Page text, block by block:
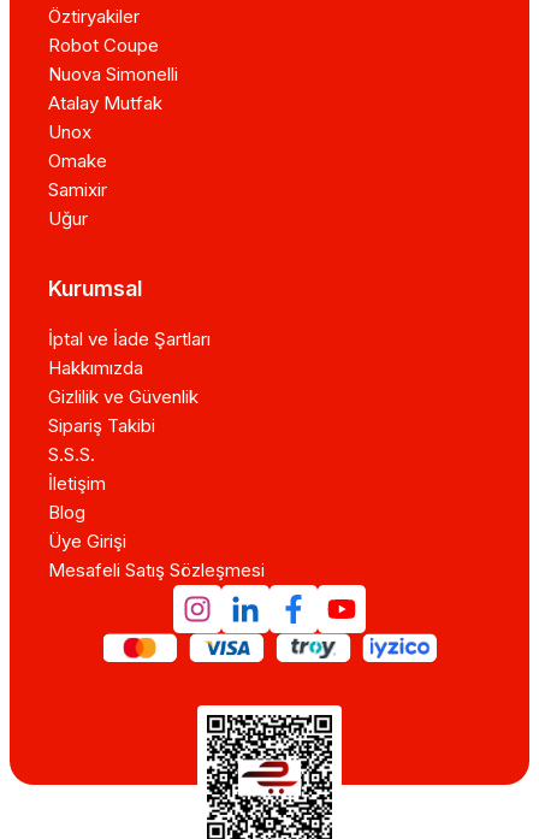
Öztiryakiler
Robot Coupe
Nuova Simonelli
Atalay Mutfak
Unox
Omake
Samixir
Uğur
Kurumsal
İptal ve İade Şartları
Hakkımızda
Gizlilik ve Güvenlik
Sipariş Takibi
S.S.S.
İletişim
Blog
Üye Girişi
Mesafeli Satış Sözleşmesi